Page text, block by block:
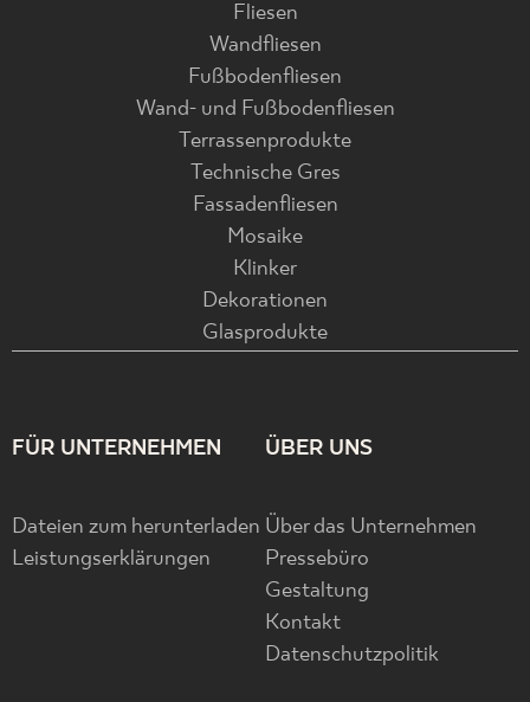
Fliesen
Wandfliesen
Fußbodenfliesen
Wand- und Fußbodenfliesen
Terrassenprodukte
Technische Gres
Fassadenfliesen
Mosaike
Klinker
Dekorationen
Glasprodukte
FÜR UNTERNEHMEN
Dateien zum herunterladen
Leistungserklärungen
ÜBER UNS
Über das Unternehmen
Pressebüro
Gestaltung
Kontakt
Datenschutzpolitik